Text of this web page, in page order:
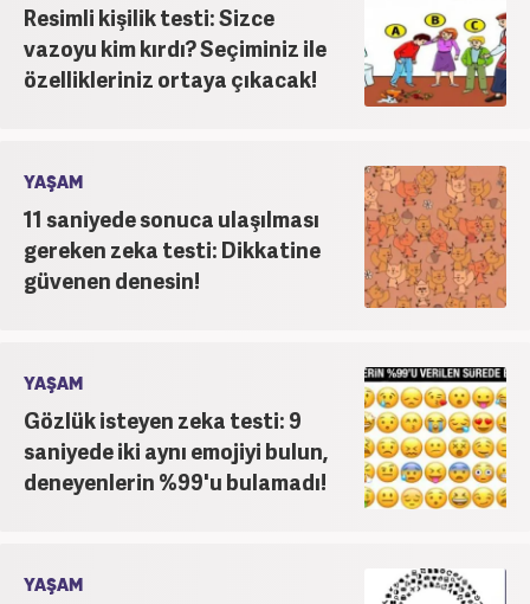
Resimli kişilik testi: Sizce
vazoyu kim kırdı? Seçiminiz ile
özellikleriniz ortaya çıkacak!
YAŞAM
11 saniyede sonuca ulaşılması
gereken zeka testi: Dikkatine
güvenen denesin!
YAŞAM
Gözlük isteyen zeka testi: 9
saniyede iki aynı emojiyi bulun,
deneyenlerin %99'u bulamadı!
YAŞAM